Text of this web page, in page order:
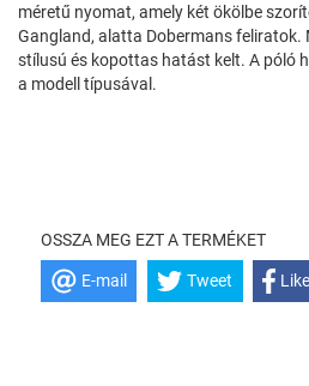
méretű nyomat, amely két ökölbe
Gangland, alatta Dobermans
stílusú és kopottas hatást kelt. A póló
a modell típusával.
OSSZA MEG EZT A TERMÉKET
E-mail Tweet Like